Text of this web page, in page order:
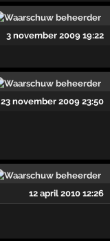
3 november 2009 19:22
23 november 2009 23:50
12 april 2010 12:26